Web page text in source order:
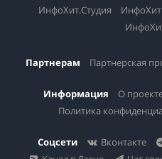
ИнфоХит.Студия
Партнерам Партнерская
Информация О
Политика
Соцсети Вконтакте